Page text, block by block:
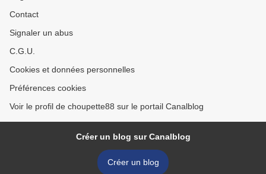
Contact
Signaler un abus
C.G.U.
Cookies et données personnelles
Préférences cookies
Voir le profil de choupette88 sur le portail Canalblog
Créer un blog sur Canalblog
Créer un blog